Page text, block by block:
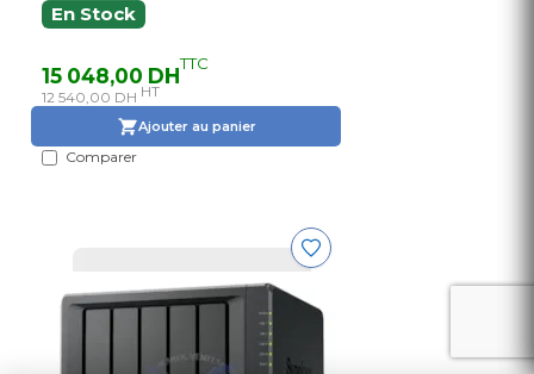
En Stock
15 048,00 DHTTC
12 540,00 DH HT
Ajouter au panier
Comparer